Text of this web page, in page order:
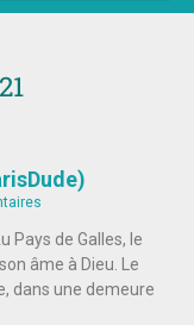
Pays de Galles, le
âme à Dieu. Le
dans une demeure